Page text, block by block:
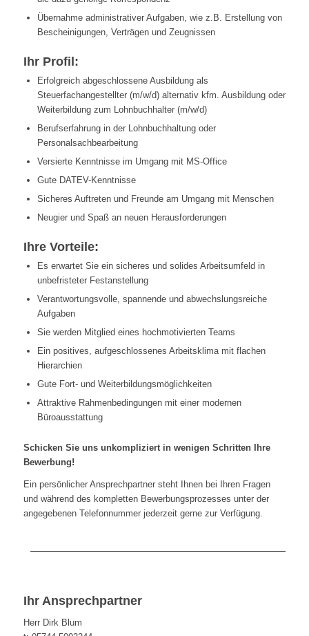
Übernahme administrativer Aufgaben, wie z.B. Erstellung von
Bescheinigungen, Verträgen und Zeugnissen
Ihr Profil:
Erfolgreich abgeschlossene Ausbildung als
Steuerfachangestellter (m/w/d) alternativ kfm. Ausbildung oder
Weiterbildung zum Lohnbuchhalter (m/w/d)
Berufserfahrung in der Lohnbuchhaltung oder
Personalsachbearbeitung
Versierte Kenntnisse im Umgang mit MS-Office
Gute DATEV-Kenntnisse
Sicheres Auftreten und Freunde am Umgang mit Menschen
Neugier und Spaß an neuen Herausforderungen
Ihre Vorteile:
Es erwartet Sie ein sicheres und solides Arbeitsumfeld in
unbefristeter Festanstellung
Verantwortungsvolle, spannende und abwechslungsreiche
Aufgaben
Sie werden Mitglied eines hochmotivierten Teams
Ein positives, aufgeschlossenes Arbeitsklima mit flachen
Hierarchien
Gute Fort- und Weiterbildungsmöglichkeiten
Attraktive Rahmenbedingungen mit einer modernen
Büroausstattung
Schicken Sie uns unkompliziert in wenigen Schritten Ihre
Bewerbung!
Ein persönlicher Ansprechpartner steht Ihnen bei Ihren Fragen
und während des kompletten Bewerbungsprozesses unter der
angegebenen Telefonnummer jederzeit gerne zur Verfügung.
Ihr Ansprechpartner
Herr Dirk Blum